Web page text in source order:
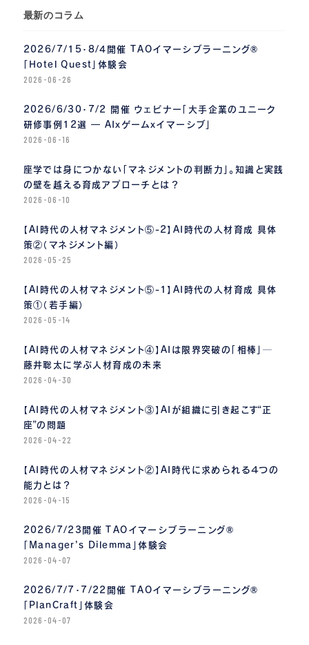
最新のコラム
2026/7/15・8/4開催 TAOイマーシブラーニング®
「Hotel Quest」体験会
2026-06-26
2026/6/30・7/2 開催 ウェビナー「大手企業のユニーク
研修事例12選 ― AIｘゲームｘイマーシブ」
2026-06-16
座学では身につかない「マネジメントの判断力」。知識と実践
の壁を越える育成アプローチとは？
2026-06-10
【AI時代の人材マネジメント⑤-2】AI時代の人材育成 具体
策②（マネジメント編）
2026-05-25
【AI時代の人材マネジメント⑤-1】AI時代の人材育成 具体
策①（若手編）
2026-05-14
【AI時代の人材マネジメント④】AIは限界突破の「相棒」─
藤井聡太に学ぶ人材育成の未来
2026-04-30
【AI時代の人材マネジメント③】AIが組織に引き起こす“正
座”の問題
2026-04-22
【AI時代の人材マネジメント②】AI時代に求められる４つの
能力とは？
2026-04-15
2026/7/23開催 TAOイマーシブラーニング®
「Manager’s Dilemma」体験会
2026-04-07
2026/7/7・7/22開催 TAOイマーシブラーニング®
「PlanCraft」体験会
2026-04-07